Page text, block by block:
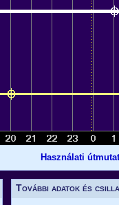
Használati
További adatok és